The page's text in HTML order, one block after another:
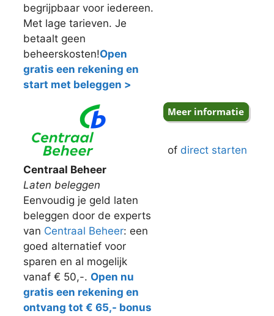
begrijpbaar voor iedereen.
Met lage tarieven. Je
betaalt geen
beheerskosten!Open
gratis een rekening en
start met beleggen >
Centraal Beheer
Laten beleggen
Eenvoudig je geld laten
beleggen door de experts
van Centraal Beheer: een
goed alternatief voor
sparen en al mogelijk
vanaf € 50,-. Open nu
gratis een rekening en
ontvang tot € 65,- bonus
of direct starten